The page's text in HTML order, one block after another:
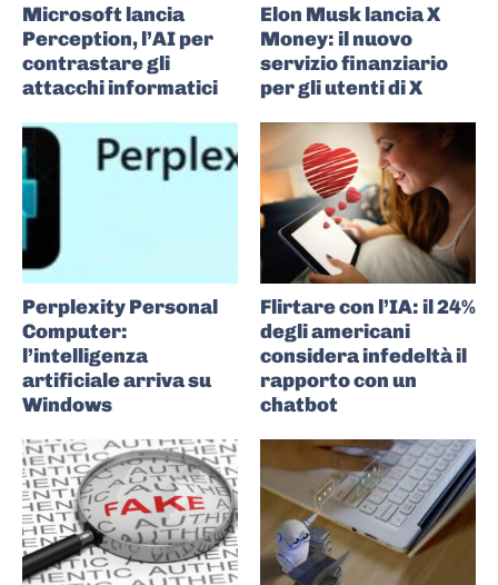
Microsoft lancia
Perception, l’AI per
contrastare gli
attacchi informatici
Elon Musk lancia X
Money: il nuovo
servizio finanziario
per gli utenti di X
Perplexity Personal
Computer:
l’intelligenza
artificiale arriva su
Windows
Flirtare con l’IA: il 24%
degli americani
considera infedeltà il
rapporto con un
chatbot